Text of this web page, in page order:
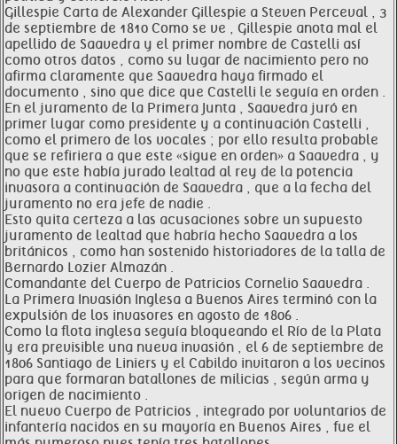
Gillespie Carta de Alexander Gillespie a Steven Perceval , 3
de septiembre de 1810 Como se ve , Gillespie anota mal el
apellido de Saavedra y el primer nombre de Castelli así
como otros datos , como su lugar de nacimiento pero no
afirma claramente que Saavedra haya firmado el
documento , sino que dice que Castelli le seguía en orden .
En el juramento de la Primera Junta , Saavedra juró en
primer lugar como presidente y a continuación Castelli ,
como el primero de los vocales ; por ello resulta probable
que se refiriera a que este «sigue en orden» a Saavedra , y
no que este había jurado lealtad al rey de la potencia
invasora a continuación de Saavedra , que a la fecha del
juramento no era jefe de nadie .
Esto quita certeza a las acusaciones sobre un supuesto
juramento de lealtad que habría hecho Saavedra a los
británicos , como han sostenido historiadores de la talla de
Bernardo Lozier Almazán .
Comandante del Cuerpo de Patricios Cornelio Saavedra .
La Primera Invasión Inglesa a Buenos Aires terminó con la
expulsión de los invasores en agosto de 1806 .
Como la flota inglesa seguía bloqueando el Río de la Plata
y era previsible una nueva invasión , el 6 de septiembre de
1806 Santiago de Liniers y el Cabildo invitaron a los vecinos
para que formaran batallones de milicias , según arma y
origen de nacimiento .
El nuevo Cuerpo de Patricios , integrado por voluntarios de
infantería nacidos en su mayoría en Buenos Aires , fue el